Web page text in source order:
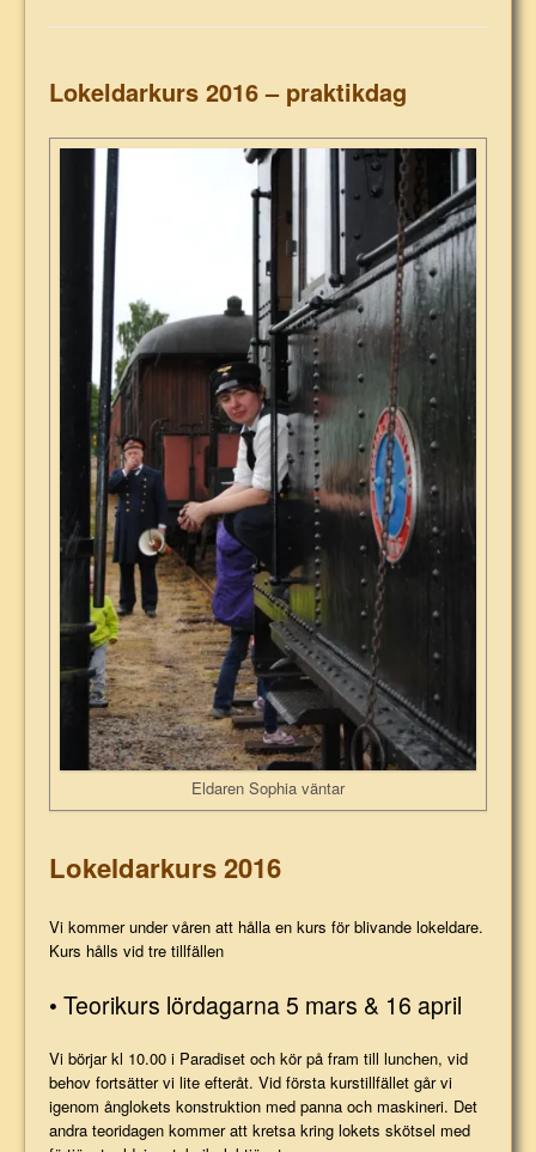
Lokeldarkurs 2016 – praktikdag
Eldaren Sophia väntar
Lokeldarkurs 2016
Vi kommer under våren att hålla en kurs för blivande lokeldare.
Kurs hålls vid tre tillfällen
• Teorikurs lördagarna 5 mars & 16 april
Vi börjar kl 10.00 i Paradiset och kör på fram till lunchen, vid
behov fortsätter vi lite efteråt. Vid första kurstillfället går vi
igenom ånglokets konstruktion med panna och maskineri. Det
andra teoridagen kommer att kretsa kring lokets skötsel med